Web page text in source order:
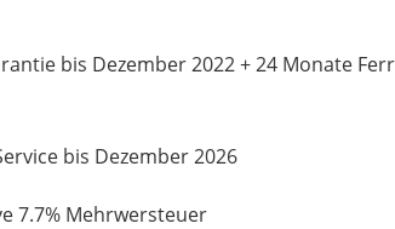
bis Dezember 2022 + 24 Monate
bis Dezember 2026
7.7% Mehrwersteuer